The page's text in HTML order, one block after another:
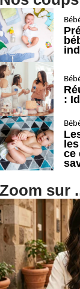
:
ce
Zoom sur